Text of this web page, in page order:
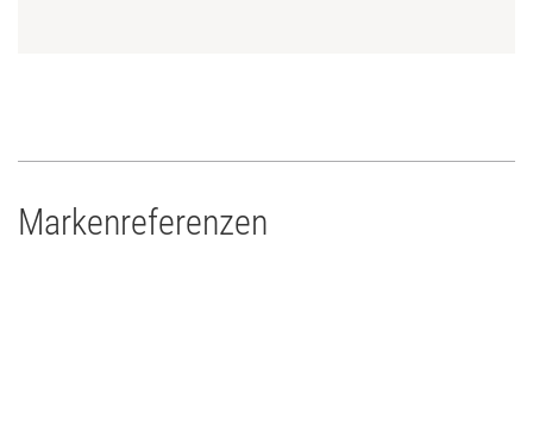
Markenreferenzen